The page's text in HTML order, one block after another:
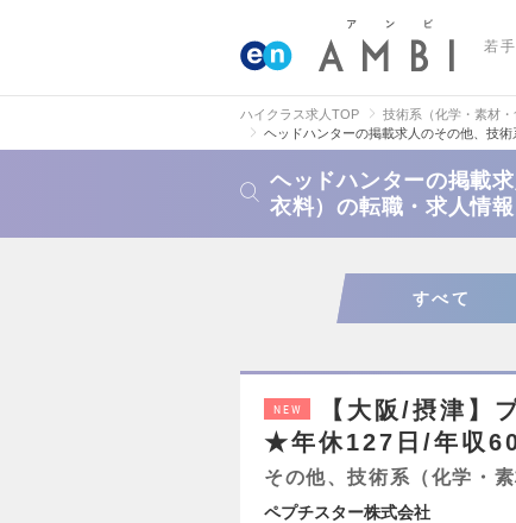
若
ハイクラス求人TOP 技術系（化学・素材・
ヘッドハンターの掲載求人のその他、技
ヘッドハンターの掲載
衣料）の転職・求人情報
すべて
NEW
【大阪/摂津】
★年休127日/年収
その他、技術系（化学・
ペプチスター株式会社